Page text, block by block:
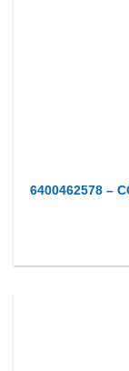
6400462578 –